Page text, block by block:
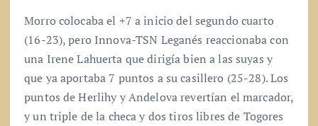
Morro colocaba el +7 a inicio del segundo cuarto
(16-23), pero Innova-TSN Leganés reaccionaba con
una Irene Lahuerta que dirigía bien a las suyas y
que ya aportaba 7 puntos a su casillero (25-28). Los
puntos de Herlihy y Andelova revertían el marcador,
y un triple de la checa y dos tiros libres de Togores